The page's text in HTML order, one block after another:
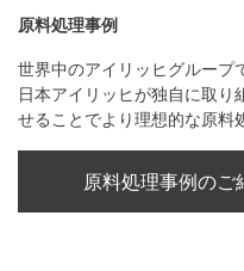
原料処理事例
世界中のアイリッヒグループ
日本アイリッヒが独自に取り
せることでより理想的な原料
原料処理事例のご